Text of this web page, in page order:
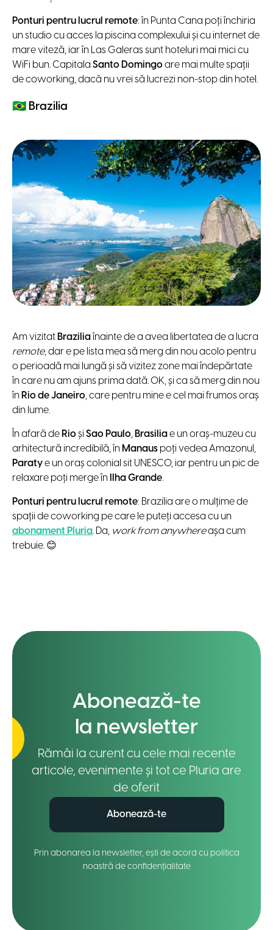
Ponturi pentru lucrul remote: în Punta Cana poți închiria
un studio cu acces la piscina complexului și cu internet de
mare viteză, iar în Las Galeras sunt hoteluri mai mici cu
WiFi bun. Capitala Santo Domingoare mai multe spații
de coworking, dacă nu vrei să lucrezi non-stop din hotel.
🇧🇷 Brazilia
Am vizitat Braziliaînainte de a avea libertatea de a lucra
remote, dar e pe lista mea să merg din nou acolo pentru
o perioadă mai lungă și să vizitez zone mai îndepărtate
în care nu am ajuns prima dată. OK, și ca să merg din nou
în Rio de Janeiro, care pentru mine e cel mai frumos oraș
din lume.
În afară de Rioși Sao Paulo, Brasiliae un oraș-muzeu cu
arhitectură incredibilă, în Manaus poți vedea Amazonul,
Paratye un oraș colonial sit UNESCO, iar pentru un pic de
relaxare poți merge în
Ilha Grande.
Ponturi pentru lucrul remote: Brazilia are o mulțime de
spații de coworking pe care le puteți accesa cu un
abonament Pluria. Da, work from anywhereașa cum
trebuie. 😊
Abonează-te
la newsletter
Rămâi la curent cu cele mai recente
articole, evenimente și tot ce Pluria are
de oferit
Abonează-te
Prin abonarea la newsletter, ești de acord cu politica
noastră de confidențialitate